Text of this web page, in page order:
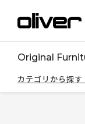
Original
カテゴリから探す